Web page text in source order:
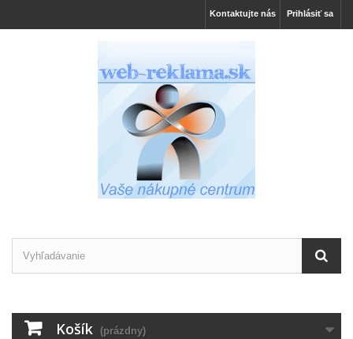
Prihlásiť sa
Kontaktujte nás
Košík (prázdny)